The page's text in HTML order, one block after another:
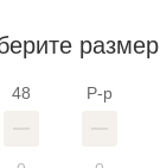
размер
48 Р-р